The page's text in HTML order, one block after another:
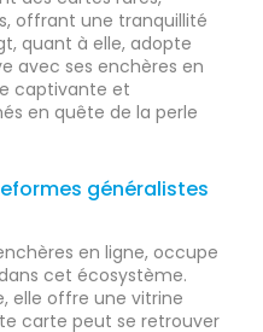
offrant une tranquillité
quant à elle, adopte
avec ses enchères en
captivante et
en quête de la perle
généralistes
en ligne, occupe
cet écosystème.
elle offre une vitrine
carte peut se retrouver